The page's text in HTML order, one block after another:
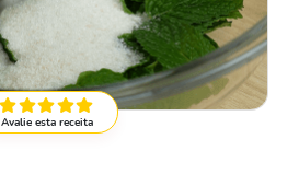
Avalie esta receita